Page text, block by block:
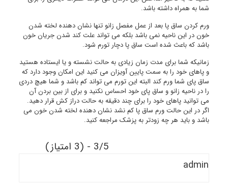
شما به همراه داشته باشد.
ورم کردن ساق پا بعد از عمل مفصل زانو تنها نشان دهنده لخته شدن
خون در این ناحیه نمی باشد بلکه می تواند علت کند شدن جریان خون
باشد که باعث شده است ساق پا دچار تورم شود.
زمانیکه شما برای مدت زمان زیادی به حالت نشسته و یا ایستاده هستید
و پاهای خود را به سمت پایین آویزان می کنید این امکان وجود دارد که
ساق پای شما ورم کند البته این تورم می تواند کم باشد و شما هیچ دردی
را در ناحیه زانو و ساق پای خود احساس نکنید و برای از بین بردن آن
می توانید پاهای خود را برای چند دقیقه به حالت دراز کش قرار دهید.
اگر در این حالت ورم ساق پا کم نشد نشان دهنده لخته شدن خون می
باشد و باید هر چه زودتر به پزشک مراجعه کنید.
3/5 - (3 امتیاز)
admin